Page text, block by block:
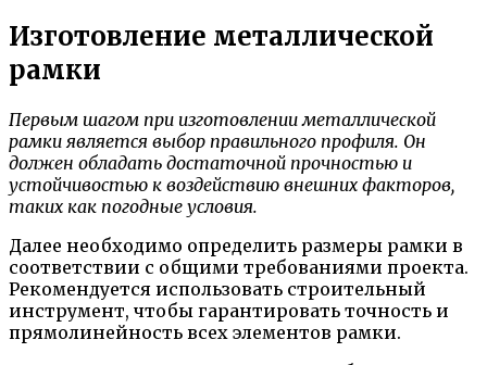
Изготовление металлической
рамки
Первым шагом при изготовлении металлической
рамки является выбор правильного профиля. Он
должен обладать достаточной прочностью и
устойчивостью к воздействию внешних факторов,
таких как погодные условия.
Далее необходимо определить размеры рамки в
соответствии с общими требованиями проекта.
Рекомендуется использовать строительный
инструмент, чтобы гарантировать точность и
прямолинейность всех элементов рамки.